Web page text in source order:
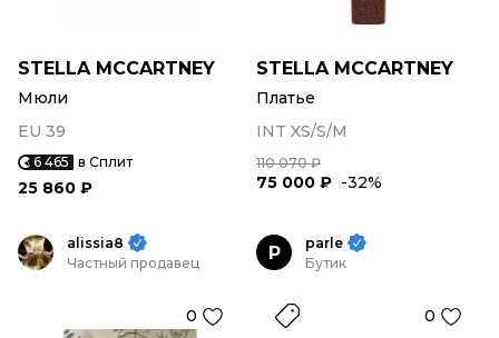
STELLA MCCARTNEY
Мюли
EU 39
6 465 в Сплит
25 860 ₽
STELLA MCCARTNEY
Платье
INT XS/S/M
110 070 ₽
75 000 ₽ -32%
alissia8
Частный продавец
0
P
parle
Бутик
0